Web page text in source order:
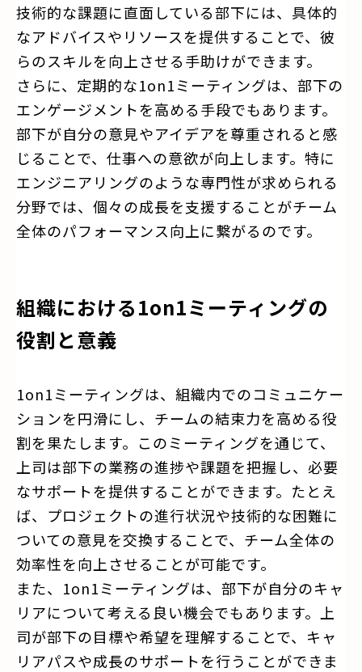
技術的な課題に直面している部下には、具体的
なアドバイスやリソースを提供することで、彼
らのスキルを向上させる手助けができます。
さらに、定期的な1on1ミーティングは、部下の
エンゲージメントを高める手段でもあります。
部下が自分の意見やアイデアを尊重されると感
じることで、仕事への意欲が向上します。特に
エンジニアリングのような専門性が求められる
分野では、個々の成長を支援することがチーム
全体のパフォーマンス向上に繋がるのです。
組織における1on1ミーティングの
役割と意義
1on1ミーティングは、組織内でのコミュニケー
ションを円滑にし、チームの結束力を高める役
割を果たします。このミーティングを通じて、
上司は部下の業務の進捗や課題を把握し、必要
なサポートを提供することができます。たとえ
ば、プロジェクトの進行状況や技術的な困難に
ついての意見を交換することで、チーム全体の
効率性を向上させることが可能です。
また、1on1ミーティングは、部下が自分のキャ
リアについて考える良い機会でもあります。上
司が部下の目標や希望を理解することで、キャ
リアパスや成長のサポートを行うことができま